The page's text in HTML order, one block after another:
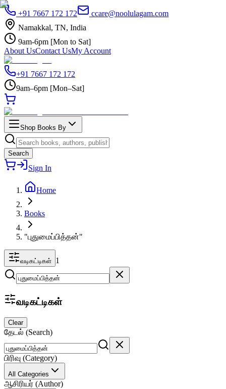
+91 7667 172 172
ccare@noolulagam.com
Namakkal, TN, India
9am-6pm [Mon to Sat]
About UsContact UsMy Account
+91 7667 172 172
9am–6pm [Mon–Sat]
Shop Books By
Search
Sign In
Home
Books
"புதுமைப்பித்தன்"
வடிகட்டிகள் 1
வடிகட்டிகள்
Clear
தேடல் (Search)
பிரிவு (Category)
All Categories
ஆசிரியர் (Author)